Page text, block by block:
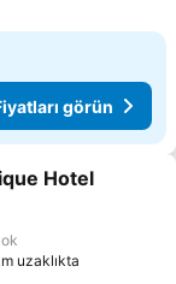
görün
ekle
Hotel
uzaklıkta